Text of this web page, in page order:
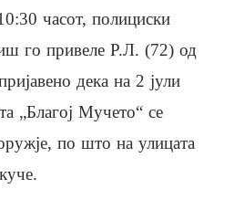
часот, полициски
го привеле Р.Л. (72) од
дека на 2 јули
„Благој Мучето“ се
по што на улицата